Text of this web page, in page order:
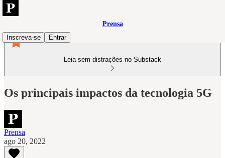
Prensa
Inscreva-se
Entrar
Leia sem distrações no Substack
Os principais impactos da tecnologia 5G
Prensa
ago 20, 2022